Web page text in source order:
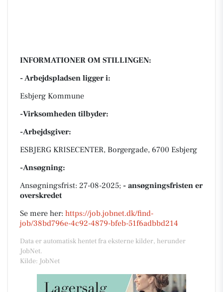
INFORMATIONER OM STILLINGEN:
- Arbejdspladsen ligger i:
Esbjerg Kommune
-Virksomheden tilbyder:
-Arbejdsgiver:
ESBJERG KRISECENTER, Borgergade, 6700 Esbjerg
-Ansøgning:
Ansøgningsfrist: 27-08-2025; - ansøgningsfristen er
overskredet
Se mere her: https://job.jobnet.dk/find-
job/38bd796e-4c92-4879-bfeb-51f6adbbd214
Data er automatisk hentet fra eksterne kilder, herunder
JobNet.
Kilde: JobNet